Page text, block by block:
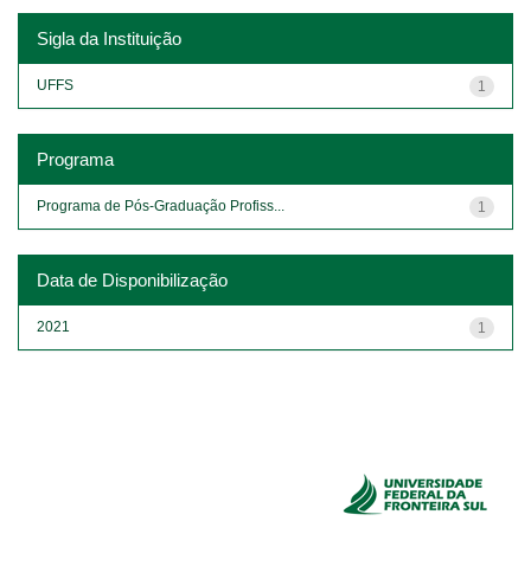
Sigla da Instituição
1
UFFS
Programa
1
Programa de Pós-Graduação Profiss...
Data de Disponibilização
1
2021